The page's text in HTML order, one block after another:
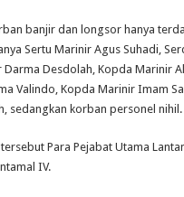
banjir dan longsor hanya
Sertu Marinir Agus Suhadi,
Darma Desdolah, Kopda Marinir
Valindo, Kopda Marinir Imam
sedangkan korban personel nihil.
Para Pejabat Utama
IV.